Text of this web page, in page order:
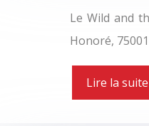
Le Wild and
Honoré,
Lire la suite